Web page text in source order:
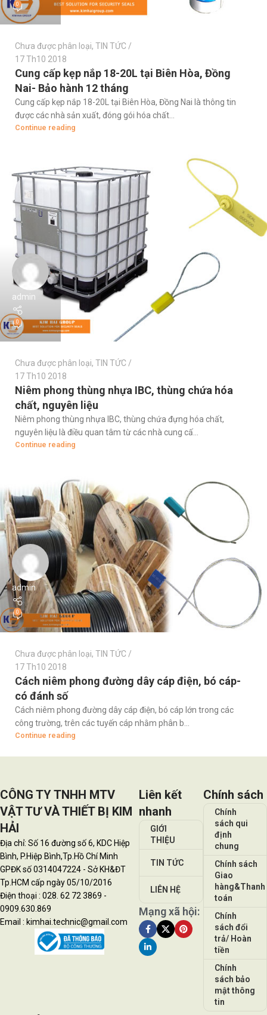
0
Chưa được phân loại, TIN TỨC
17 Th10 2018
Cung cấp kẹp nắp 18-20L tại Biên Hòa, Đồng
Nai- Bảo hành 12 tháng
Cung cấp kẹp nắp 18-20L tại Biên Hòa, Đồng Nai là thông tin
được các nhà sản xuất, đóng gói hóa chất...
Continue reading
admin
0
Chưa được phân loại, TIN TỨC
17 Th10 2018
Niêm phong thùng nhựa IBC, thùng chứa hóa
chất, nguyên liệu
Niêm phong thùng nhựa IBC, thùng chứa đựng hóa chất,
nguyên liệu là điều quan tâm từ các nhà cung cấ...
Continue reading
admin
0
Chưa được phân loại, TIN TỨC
17 Th10 2018
Cách niêm phong đường dây cáp điện, bó cáp-
có đánh số
Cách niêm phong đường dây cáp điện, bó cáp lớn trong các
công trường, trên các tuyến cáp nhằm phân b...
Continue reading
CÔNG TY TNHH MTV
VẬT TƯ VÀ THIẾT BỊ KIM
HẢI
Địa chỉ: Số 16 đường số 6, KDC Hiệp
Bình, P.Hiệp Bình,Tp.Hồ Chí Minh
GPĐK số 0314047224 - Sở KH&ĐT
Tp.HCM cấp ngày 05/10/2016
Điện thoại : 028. 62 72 3869 -
0909.630.869
Email : kimhai.technic@gmail.com
Liên kết
nhanh
GIỚI
THIỆU
TIN TỨC
LIÊN HỆ
Mạng xã hội:
Chính sách
Chính
sách qui
định
chung
Chính sách
Giao
hàng&Thanh
toán
Chính
sách đổi
trả/ Hoàn
tiền
Chính
sách bảo
mật thông
tin